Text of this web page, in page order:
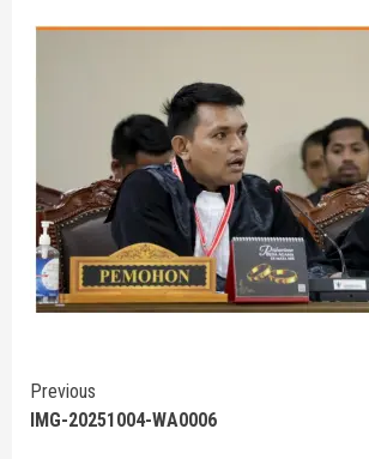
Continue
Reading
Previous
IMG-20251004-WA0006